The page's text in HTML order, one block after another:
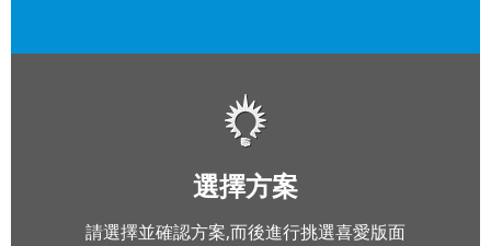
選擇方案
請選擇並確認方案,而後進行挑選喜愛版面